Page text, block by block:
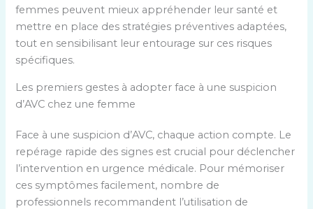
femmes peuvent mieux appréhender leur santé et
mettre en place des stratégies préventives adaptées,
tout en sensibilisant leur entourage sur ces risques
spécifiques.
Les premiers gestes à adopter face à une suspicion
d’AVC chez une femme
Face à une suspicion d’AVC, chaque action compte. Le
repérage rapide des signes est crucial pour déclencher
l’intervention en urgence médicale. Pour mémoriser
ces symptômes facilement, nombre de
professionnels recommandent l’utilisation de